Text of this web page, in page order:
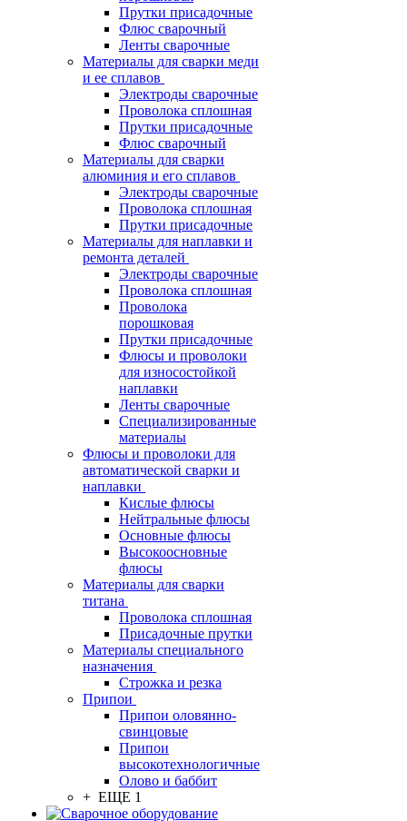
Прутки присадочные
Флюс сварочный
Ленты сварочные
Материалы для сварки меди
и ее сплавов
Электроды сварочные
Проволока сплошная
Прутки присадочные
Флюс сварочный
Материалы для сварки
алюминия и его сплавов
Электроды сварочные
Проволока сплошная
Прутки присадочные
Материалы для наплавки и
ремонта деталей
Электроды сварочные
Проволока сплошная
Проволока
порошковая
Прутки присадочные
Флюсы и проволоки
для износостойкой
наплавки
Ленты сварочные
Специализированные
материалы
Флюсы и проволоки для
автоматической сварки и
наплавки
Кислые флюсы
Нейтральные флюсы
Основные флюсы
Высокоосновные
флюсы
Материалы для сварки
титана
Проволока сплошная
Присадочные прутки
Материалы специального
назначения
Строжка и резка
Припои
Припои оловянно-
свинцовые
Припои
высокотехнологичные
Олово и баббит
+ ЕЩЕ 1